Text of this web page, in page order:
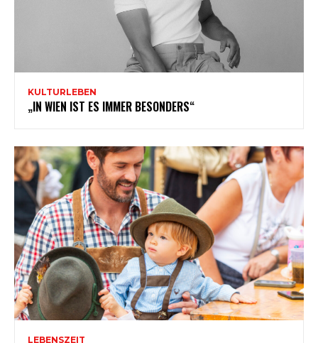
KULTURLEBEN
„IN WIEN IST ES IMMER BESONDERS“
LEBENSZEIT